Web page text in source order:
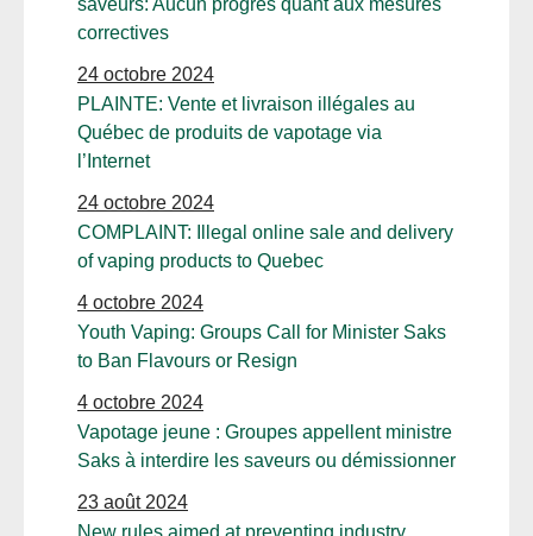
saveurs: Aucun progrès quant aux mesures
correctives
24 octobre 2024
PLAINTE: Vente et livraison illégales au
Québec de produits de vapotage via
l’Internet
24 octobre 2024
COMPLAINT: Illegal online sale and delivery
of vaping products to Quebec
4 octobre 2024
Youth Vaping: Groups Call for Minister Saks
to Ban Flavours or Resign
4 octobre 2024
Vapotage jeune : Groupes appellent ministre
Saks à interdire les saveurs ou démissionner
23 août 2024
New rules aimed at preventing industry